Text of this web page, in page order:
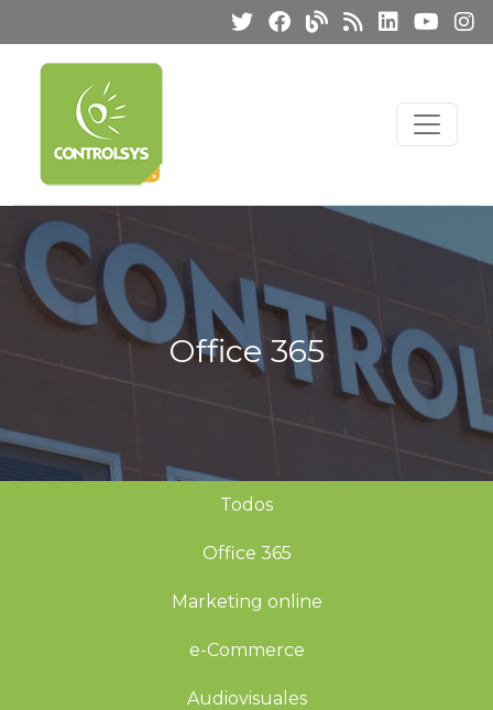
Office 365
Todos
Office 365
Marketing online
e-Commerce
Audiovisuales